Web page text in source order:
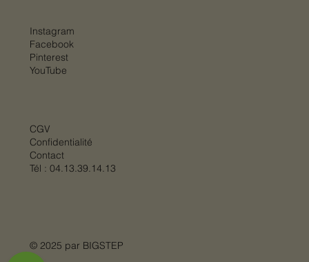
CGV
Confidentialité
Contact
Tél : 04.13.39.14.13
Instagram
Facebook
Pinterest
YouTube
© 2025 par BIGSTEP